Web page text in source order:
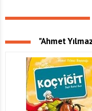
"Ahmet